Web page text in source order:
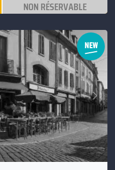
NON RÉSERVABLE
Suivant